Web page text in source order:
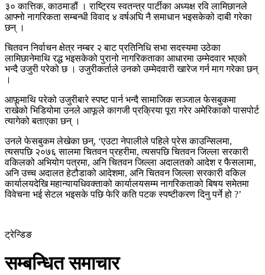
३० कात्तिक, काठमाडौं । राष्ट्रिय स्वतन्त्र पार्टीका अध्यक्ष रवि लामिछानले
आफ्नो नागरिकता सम्बन्धी विवाद ४ वर्षअघि नै समाधान भइसकेको दाबी गरेका
छन् ।
चितवन निर्वाचन क्षेत्र नम्बर २ बाट प्रतिनिधि सभा सदस्यमा उठेका
लामिछानेमाथि रद्ध भइसकेको पुरानो नागरिकताका आधारमा उम्मेदवार भएको
भन्दै उजुरी परेको छ । उजुरीकर्ताले उनको उम्मेदवारी खारेज गर्न माग गरेका छन्
।
आफूमाथि परेको उजुरीबारे स्पष्ट पार्न भन्दै सामाजिक सञ्जाल फेसबुकमा
राखेको भिडियोमा उनले आफूले कागजी प्रक्रिया पूरा गरेर अमेरिकाको पासपोर्ट
त्यागेको बताएका छन् ।
उनले फेसबुकम लेखेका छन्, ‘एउटा नेपालीले पहिले प्रेस काउन्सिलमा,
त्यसपछि २०७६ सालमा चितवन प्रहरीमा, त्यसपछि चितवन जिल्ला सरकारी
वकिलको अभियोग पत्रमा, अनि चितवन जिल्ला अदालतको आदेश र फैसलामा,
अनि उच्च अदालत हेटौडाको आदेशमा, अनि चितवन जिल्ला सरकारी वकिल
कार्यालयदेखि महान्यायधिवक्ताको कार्यालयसम्म नागरिकताको बिषय समेतमा
विवेचना भई सेटल भइसके पछि फेरि कति पटक स्पष्टीकरण दिनु पर्ने हो ?’
ट्रेन्डिङ
सम्बन्धित समाचार